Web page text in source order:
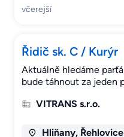
včerejší
Řidič sk. C / Kurýr
Aktuálně hledáme
bude táhnout za jeden
VITRANS s.r.o.
Hliňany, Řehlovice